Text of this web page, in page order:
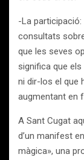
-La
consultats
que les seves
significa que
ni dir-los el que
augmentant en
A Sant Cugat
d’un manifest
màgica», una